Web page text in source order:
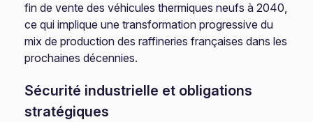
fin de vente des véhicules thermiques neufs à 2040,
ce qui implique une transformation progressive du
mix de production des raffineries françaises dans les
prochaines décennies.
Sécurité industrielle et obligations
stratégiques